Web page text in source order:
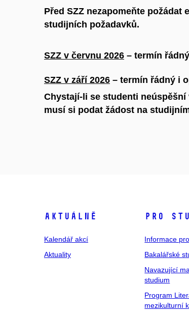
Před SZZ nezapomeňte
studijních požadavků.
SZZ v červnu 2026 – termín
SZZ v září 2026 – termín řádný i
Chystají-li se studenti
musí si podat žádost na
Aktuálně
Kalendář akcí
Aktuality
Pro
Informace
Bakalářské
Navazující
studium
Program
mezikulturní